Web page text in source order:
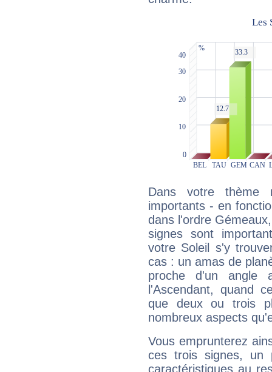
Dans votre thème
importants - en
dans l'ordre
signes sont
votre Soleil s'y
cas : un amas de
proche d'un
l'Ascendant, quand
que deux ou trois
nombreux aspects
Vous emprunterez
ces trois signes, un
caractéristiques au